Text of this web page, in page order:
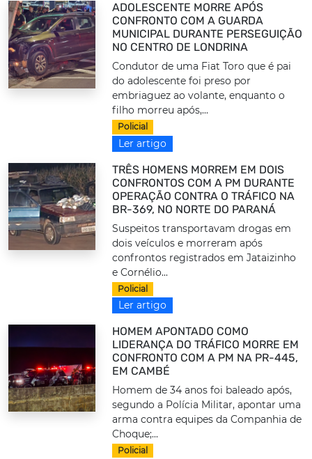
ADOLESCENTE MORRE APÓS
CONFRONTO COM A GUARDA
MUNICIPAL DURANTE PERSEGUIÇÃO
NO CENTRO DE LONDRINA
Condutor de uma Fiat Toro que é pai
do adolescente foi preso por
embriaguez ao volante, enquanto o
filho morreu após,...
Policial
Ler artigo
TRÊS HOMENS MORREM EM DOIS
CONFRONTOS COM A PM DURANTE
OPERAÇÃO CONTRA O TRÁFICO NA
BR-369, NO NORTE DO PARANÁ
Suspeitos transportavam drogas em
dois veículos e morreram após
confrontos registrados em Jataizinho
e Cornélio...
Policial
Ler artigo
HOMEM APONTADO COMO
LIDERANÇA DO TRÁFICO MORRE EM
CONFRONTO COM A PM NA PR-445,
EM CAMBÉ
Homem de 34 anos foi baleado após,
segundo a Polícia Militar, apontar uma
arma contra equipes da Companhia de
Choque;...
Policial